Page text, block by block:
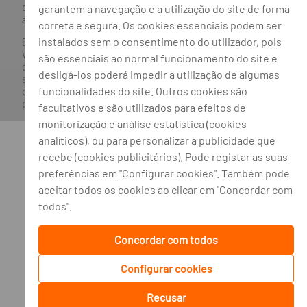
de Seguros e Fundos de Pensões em 21/01/2019, e autorizado
a exercer atividade nos Ramos de Seguro Vida e Não Vida.
Banco BPI ©. Todos os direitos reservados.
WebsiteAcessível.O Banco BPI não se responsabiliza por
quaisquer traduções do site efetuadas através do browser,
sendo a versão em língua portuguesa a única versão oficial,
que prevalecerá em qualquer caso. Este site encontra-se em
processo de adoção do novo acordo ortográfico.
garantem a navegação e a utilização do site de forma
correta e segura. Os cookies essenciais podem ser
instalados sem o consentimento do utilizador, pois
são essenciais ao normal funcionamento do site e
desligá-los poderá impedir a utilização de algumas
funcionalidades do site. Outros cookies são
facultativos e são utilizados para efeitos de
monitorização e análise estatística (cookies
analíticos), ou para personalizar a publicidade que
recebe (cookies publicitários). Pode registar as suas
preferências em "Configurar cookies". Também pode
aceitar todos os cookies ao clicar em "Concordar com
todos".
Concordar com todos
Configurar cookies
Recusar